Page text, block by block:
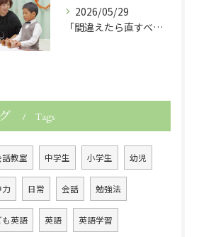
2026/05/29
「間違えたら直すべき？」子どもの英語力を伸ばす関わり方
Tags
教室 中学生 小学生 幼児
力 日常 会話 勉強法
も英語 英語 英語学習